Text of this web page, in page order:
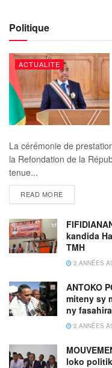
Politique
ACTUALITE
La cérémonie de
la Refondation de la
tenue...
READ MORE
kandida
TMH
2 ANNÉES
ANTOKO
miteny sy
ny
2 ANNÉES
loko